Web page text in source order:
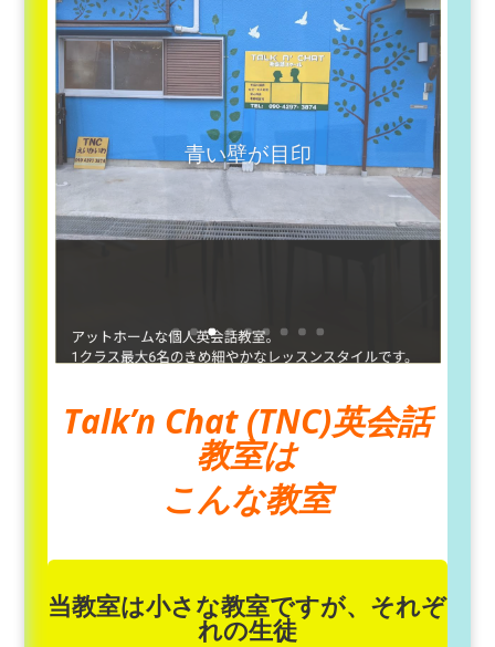
教室 room A
Talk’n Chat (TNC)英会話
教室は
こんな教室
当教室は小さな教室ですが、それぞ
れの生徒